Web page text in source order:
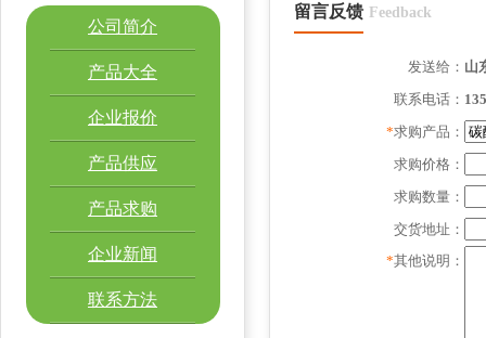
公司简介
产品大全
企业报价
产品供应
产品求购
企业新闻
联系方法
留言反馈 Feedback
发送给： 山
联系电话：
*求购产品：
求购价格：
求购数量：
交货地址：
*其他说明：